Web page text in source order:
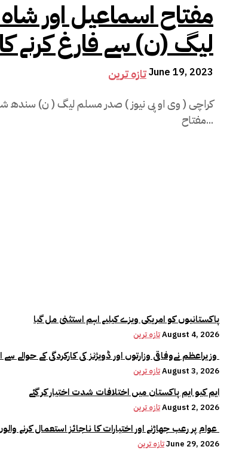
مفتاح اسماعیل اور
لیگ (ن) سے فارغ کرنے
تازہ ترینJune 19, 2023
کراچی ( وی او پی نیوز ) صدر مسلم لیگ ( ن) سندھ
مفتاح...
پاکستانیوں کو امریکی ویزے کیلیے اہم استثنیٰ مل گیا
تازہ ترینAugust 4, 2026
تازہ ترینAugust 3, 2026
ایم کیو ایم پاکستان میں اختلافات شدت اختیار کر گئے
تازہ ترینAugust 2, 2026
تازہ ترینJune 29, 2026